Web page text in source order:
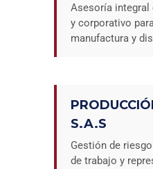
Asesoría integral
y corporativo
manufactura y
S.A.S
Gestión de
de trabajo y